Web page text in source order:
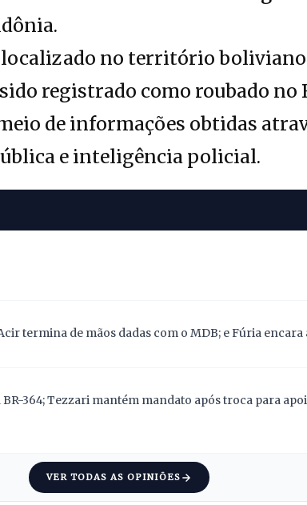
no território
registrado como roubado no
de informações obtidas
e inteligência policial.
termina de mãos dadas com o MDB; e Fúria
364; Tezzari mantém mandato após troca para
VER TODAS AS OPINIÕES